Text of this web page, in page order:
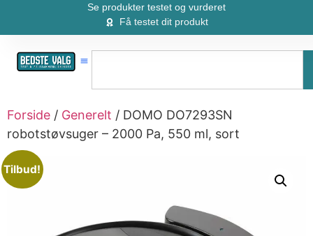
Se produkter testet og vurderet
Få testet dit produkt
Forside / Generelt / DOMO DO7293SN
robotstøvsuger – 2000 Pa, 550 ml, sort
Tilbud!